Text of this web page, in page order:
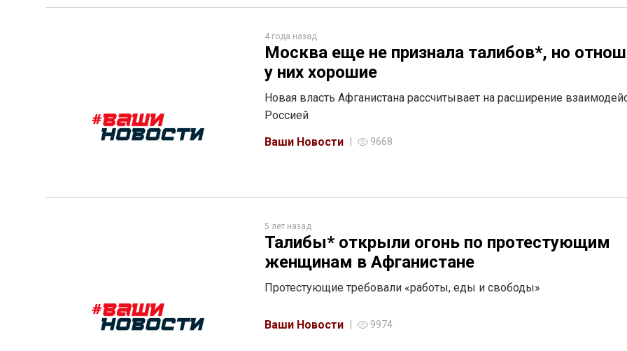
4 года назад
Москва еще не признала талибов*, но
у них хорошие
Новая власть Афганистана рассчитывает на расширение
Россией
Ваши Новости
9668
5 лет назад
Талибы* открыли огонь по протестующим
женщинам в Афганистане
Протестующие требовали «работы, еды и свободы»
Ваши Новости 9974